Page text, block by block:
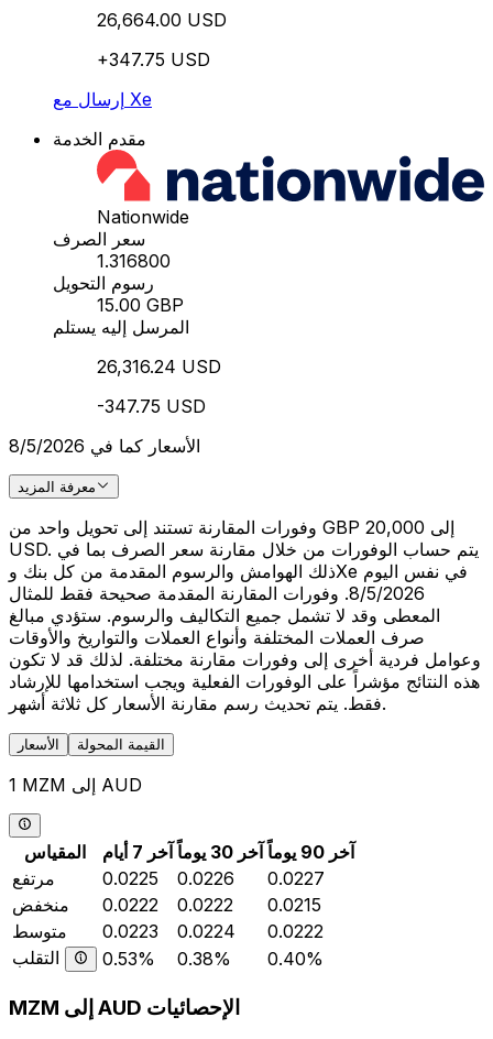
26,664.00 USD
+347.75 USD
إرسال مع Xe
مقدم الخدمة
Nationwide
سعر الصرف
1.316800
رسوم التحويل
15.00 GBP
المرسل إليه يستلم
26,316.24 USD
-347.75 USD
الأسعار كما في 8/5/2026
معرفة المزيد
وفورات المقارنة تستند إلى تحويل واحد من GBP 20,000 إلى
USD. يتم حساب الوفورات من خلال مقارنة سعر الصرف بما في
ذلك الهوامش والرسوم المقدمة من كل بنك وXe في نفس اليوم
8/5/2026. وفورات المقارنة المقدمة صحيحة فقط للمثال
المعطى وقد لا تشمل جميع التكاليف والرسوم. ستؤدي مبالغ
صرف العملات المختلفة وأنواع العملات والتواريخ والأوقات
وعوامل فردية أخرى إلى وفورات مقارنة مختلفة. لذلك قد لا تكون
هذه النتائج مؤشراً على الوفورات الفعلية ويجب استخدامها للإرشاد
فقط. يتم تحديث رسم مقارنة الأسعار كل ثلاثة أشهر.
الأسعار القيمة المحولة
1 MZM إلى AUD
المقياس آخر 7 أيام آخر 30 يوماً
آخر 90 يوماً
مرتفع
0.0225 0.0226
0.0227
منخفض
0.0222 0.0222
0.0215
متوسط
0.0223 0.0224
0.0222
التقلب
0.53% 0.38% 0.40%
MZM إلى AUD الإحصائيات